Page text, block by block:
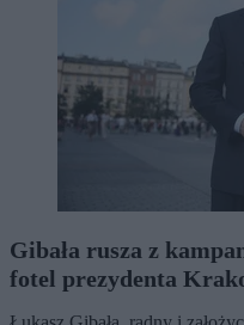
Gibała rusza z
fotel prezydenta